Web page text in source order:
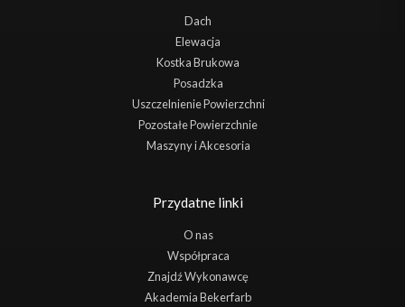
Dach
Elewacja
Kostka Brukowa
Posadzka
Uszczelnienie Powierzchni
Pozostałe Powierzchnie
Maszyny i Akcesoria
Przydatne linki
O nas
Współpraca
Znajdź Wykonawcę
Akademia Bekerfarb